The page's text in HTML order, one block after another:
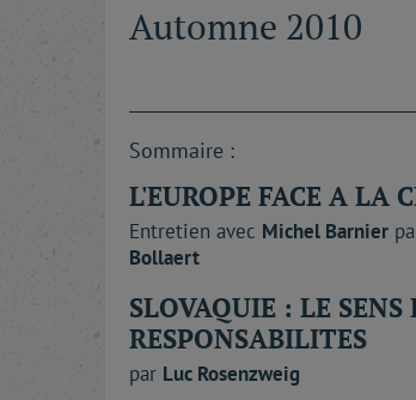
Automne 2010
Sommaire :
L'EUROPE FACE A LA
Entretien avec Michel Barnier
Bollaert
SLOVAQUIE : LE SENS
RESPONSABILITES
par Luc Rosenzweig